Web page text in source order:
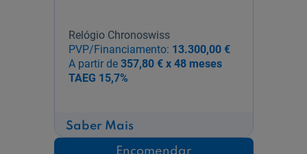
Relógio Chronoswiss
PVP/Financiamento: 13.300,00 €
A partir de 357,80 € x 48 meses
TAEG 15,7%
Saber Maissobre
Pulse
One
Encomendar